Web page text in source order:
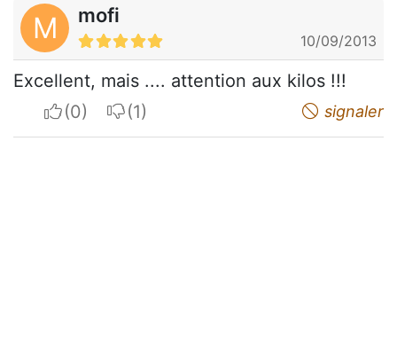
M mofi
10/09/2013
Excellent, mais .... attention aux kilos !!!
I apreciateI do not appreciate signaler